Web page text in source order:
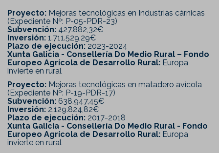
Proyecto: Mejoras tecnológicas en Industrias cárnicas
(Expediente Nº: P-05-PDR-23)
Subvención: 427.882,32€
Inversión: 1.711.529,29€
Plazo de ejecución: 2023-2024
Xunta Galicia - Consellería Do Medio Rural – Fondo
Europeo Agrícola de Desarrollo Rural: Europa
invierte en rural
Proyecto: Mejoras tecnológicas en matadero avícola
(Expediente Nº: P-19-PDR-17)
Subvención: 638.947,45€
Inversión: 2.129.824,82€
Plazo de ejecución: 2017-2018
Xunta Galicia - Consellería Do Medio Rural - Fondo
Europeo Agrícola de Desarrollo Rural: Europa
invierte en rural